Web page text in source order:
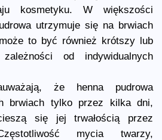
kosmetyku. W większości
utrzymuje się na brwiach
to być również krótszy lub
od indywidualnych
że henna pudrowa
brwiach tylko przez kilka dni,
się jej trwałością przez
mycia twarzy,